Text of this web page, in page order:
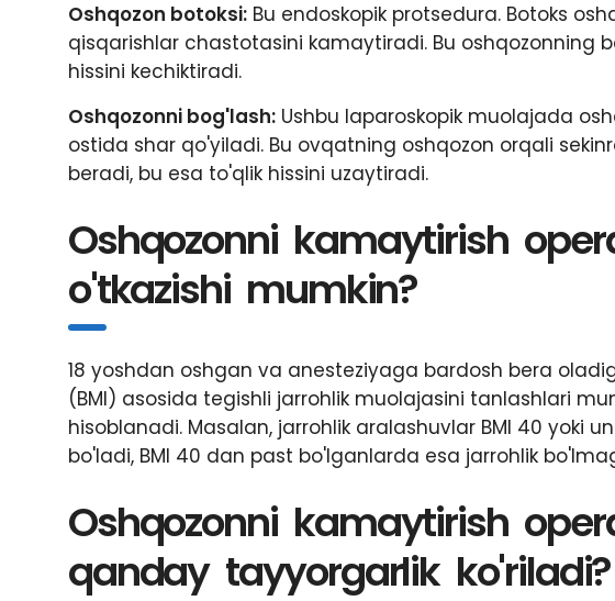
Oshqozon botoksi: Bu endoskopik protsedura. Botoks
qisqarishlar chastotasini kamaytiradi. Bu oshqozonning
hissini kechiktiradi.
Oshqozonni bog'lash: Ushbu laparoskopik muolajada
ostida shar qo'yiladi. Bu ovqatning oshqozon orqali
beradi, bu esa to'qlik hissini uzaytiradi.
Oshqozonni kamaytirish
o'tkazishi mumkin?
18 yoshdan oshgan va anesteziyaga bardosh bera
(BMI) asosida tegishli jarrohlik muolajasini tanlashlari
hisoblanadi. Masalan, jarrohlik aralashuvlar BMI 40 yoki
bo'ladi, BMI 40 dan past bo'lganlarda esa jarrohlik
Oshqozonni kamaytirish
qanday tayyorgarlik ko'riladi?